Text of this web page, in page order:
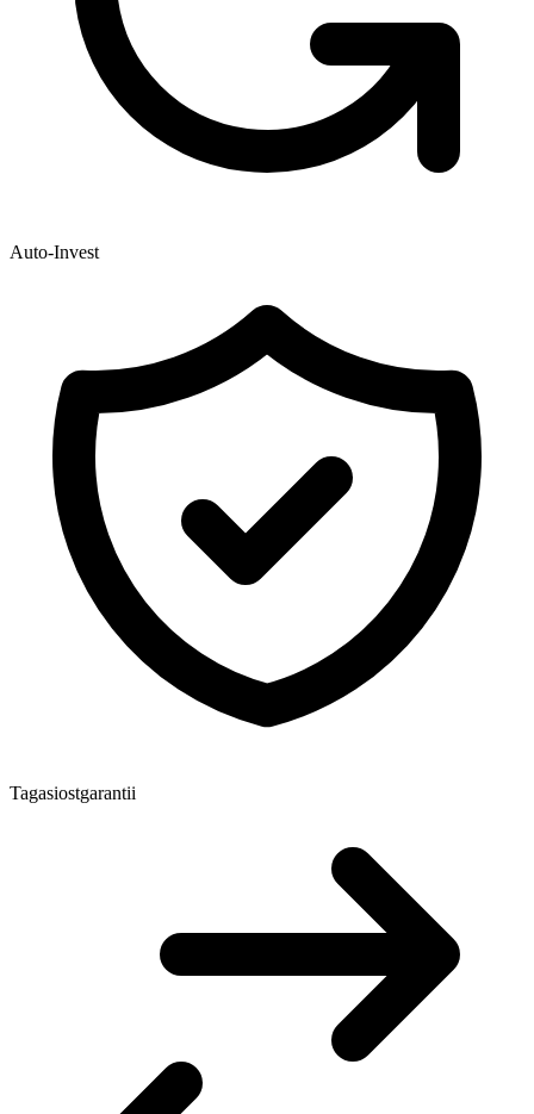
Auto-Invest
Tagasiostgarantii